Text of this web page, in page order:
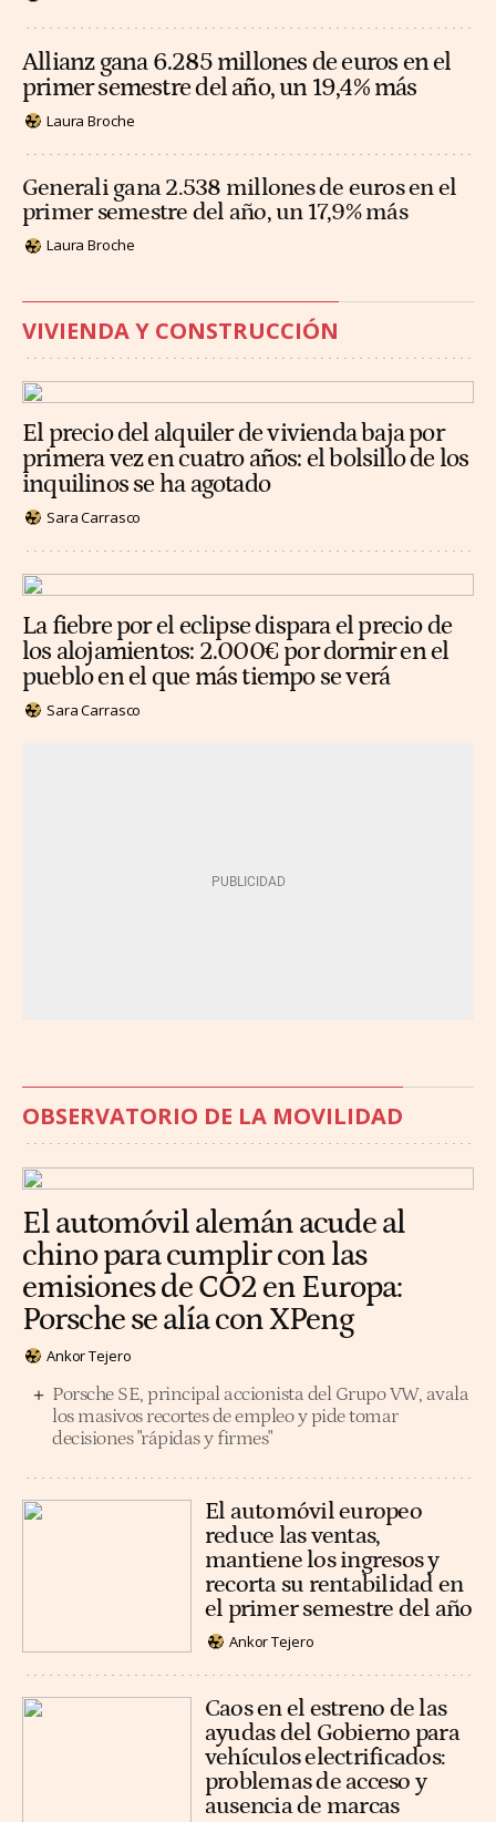
Allianz gana 6.285 millones de euros en el
primer semestre del año, un 19,4% más
Laura Broche
Generali gana 2.538 millones de euros en el
primer semestre del año, un 17,9% más
Laura Broche
VIVIENDA Y CONSTRUCCIÓN
El precio del alquiler de vivienda baja por
primera vez en cuatro años: el bolsillo de los
inquilinos se ha agotado
Sara Carrasco
La fiebre por el eclipse dispara el precio de
los alojamientos: 2.000€ por dormir en el
pueblo en el que más tiempo se verá
Sara Carrasco
OBSERVATORIO DE LA MOVILIDAD
El automóvil alemán acude al
chino para cumplir con las
emisiones de CO2 en Europa:
Porsche se alía con XPeng
Ankor Tejero
Porsche SE, principal accionista del Grupo VW, avala
los masivos recortes de empleo y pide tomar
decisiones "rápidas y firmes"
El automóvil europeo
reduce las ventas,
mantiene los ingresos y
recorta su rentabilidad en
el primer semestre del año
Ankor Tejero
Caos en el estreno de las
ayudas del Gobierno para
vehículos electrificados:
problemas de acceso y
ausencia de marcas